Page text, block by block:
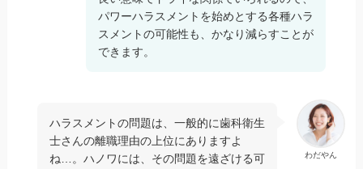
パワーハラスメントを始めとする各種ハラ
スメントの可能性も、かなり減らすことが
できます。
わだやん
ハラスメントの問題は、一般的に歯科衛生
士さんの離職理由の上位にありますよ
ね…。ハノワには、その問題を遠ざける可